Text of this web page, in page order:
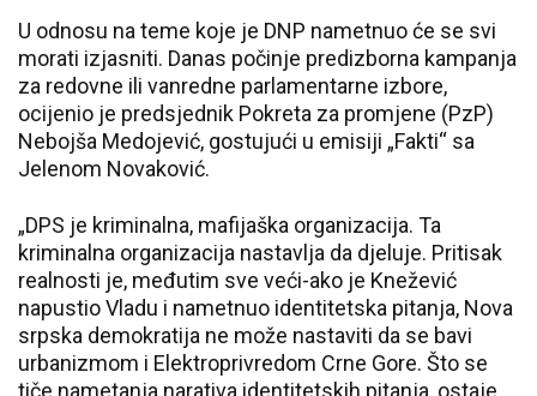
U odnosu na teme koje je DNP nametnuo će se svi
morati izjasniti. Danas počinje predizborna kampanja
za redovne ili vanredne parlamentarne izbore,
ocijenio je predsjednik Pokreta za promjene (PzP)
Nebojša Medojević, gostujući u emisiji „Fakti“ sa
Jelenom Novaković.
„DPS je kriminalna, mafijaška organizacija. Ta
kriminalna organizacija nastavlja da djeluje. Pritisak
realnosti je, međutim sve veći-ako je Knežević
napustio Vladu i nametnuo identitetska pitanja, Nova
srpska demokratija ne može nastaviti da se bavi
urbanizmom i Elektroprivredom Crne Gore. Što se
tiče nametanja narativa identitetskih pitanja, ostaje